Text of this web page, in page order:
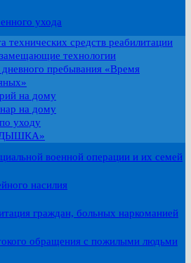
ухода
технических средств реабилитации
технологии
пребывания «Время
на дому
на дому
уходу
военной операции и их семей
насилия
граждан, больных наркоманией
обращения с пожилыми людьми